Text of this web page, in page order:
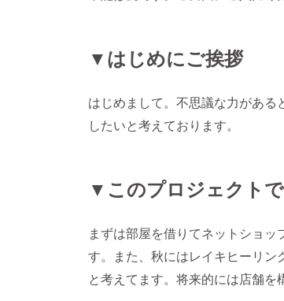
▼はじめにご挨拶
はじめまして。不思議な力があ
したいと考えております。
▼このプロジェクト
まずは部屋を借りてネットショ
す。また、秋にはレイキヒーリ
と考えてます。将来的には店舗を